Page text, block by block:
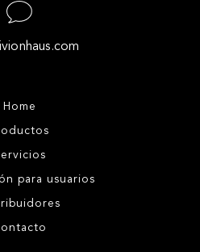
Home
para usuarios